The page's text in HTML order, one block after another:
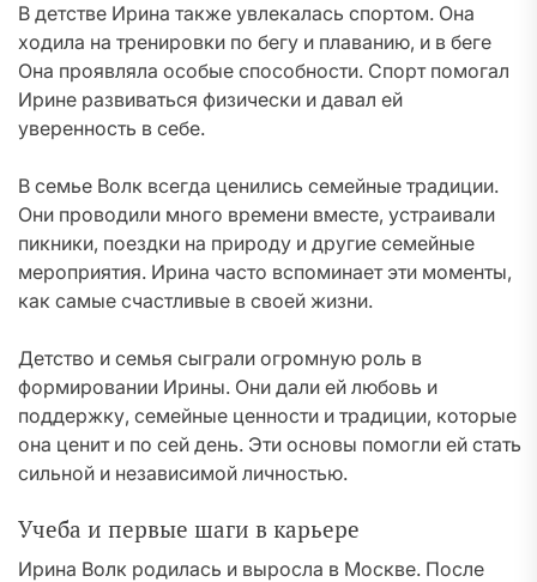
В детстве Ирина также увлекалась спортом. Она
ходила на тренировки по бегу и плаванию, и в беге
Она проявляла особые способности. Спорт помогал
Ирине развиваться физически и давал ей
уверенность в себе.
В семье Волк всегда ценились семейные традиции.
Они проводили много времени вместе, устраивали
пикники, поездки на природу и другие семейные
мероприятия. Ирина часто вспоминает эти моменты,
как самые счастливые в своей жизни.
Детство и семья сыграли огромную роль в
формировании Ирины. Они дали ей любовь и
поддержку, семейные ценности и традиции, которые
она ценит и по сей день. Эти основы помогли ей стать
сильной и независимой личностью.
Учеба и первые шаги в карьере
Ирина Волк родилась и выросла в Москве. После